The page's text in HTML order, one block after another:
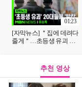
[자막뉴스] ＂집에 데려다
줄게＂…초등생 유괴 시
01:23
추천 영상